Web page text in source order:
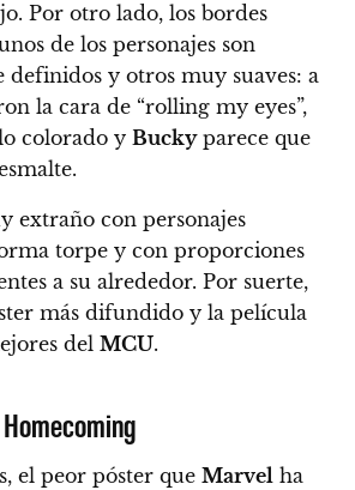
Por otro lado, los bordes
de los personajes son
definidos y otros muy suaves: a
la cara de “rolling my eyes”,
colorado y Buckyparece que
extraño con personajes
torpe y con proporciones
a su alrededor. Por suerte,
más difundido y la película
del MCU.
el peor póster que Marvel ha